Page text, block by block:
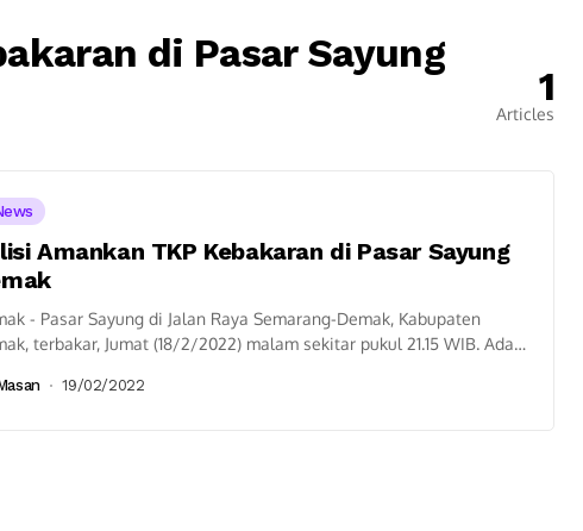
di Pasar Sayung
1
Articles
Amankan TKP Kebakaran di Pasar Sayung
- Pasar Sayung di Jalan Raya Semarang-Demak, Kabupaten
terbakar, Jumat (18/2/2022) malam sekitar pukul 21.15 WIB. Ada
19/02/2022